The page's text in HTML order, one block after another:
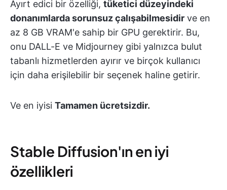
Ayırt edici bir özelliği, tüketici düzeyindeki
donanımlarda sorunsuz çalışabilmesidir ve en
az 8 GB VRAM'e sahip bir GPU gerektirir. Bu,
onu DALL-E ve Midjourney gibi yalnızca bulut
tabanlı hizmetlerden ayırır ve birçok kullanıcı
için daha erişilebilir bir seçenek haline getirir.
Ve en iyisi Tamamen ücretsizdir.
Stable Diffusion'ın en iyi
özellikleri